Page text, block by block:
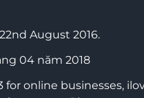
August 2016.
04 năm 2018
for online businesses,